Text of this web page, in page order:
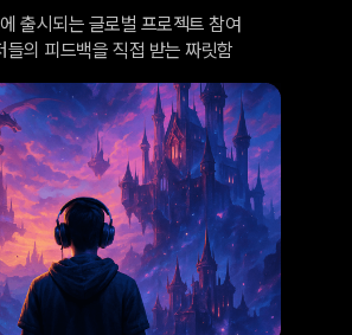
출시되는 글로벌 프로젝트 참여
들의 피드백을 직접 받는 짜릿함